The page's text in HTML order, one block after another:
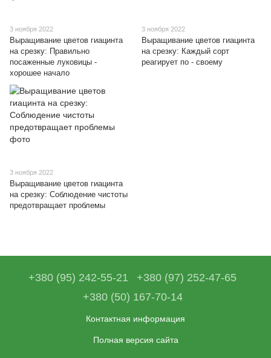
3 ноября 2022
Выращивание цветов гиацинта
на срезку: Правильно
посаженные луковицы -
хорошее начало
3 ноября 2022
Выращивание цветов гиацинта
на срезку: Каждый сорт
реагирует по - своему
3 ноября 2022
Выращивание цветов гиацинта
на срезку: Соблюдение чистоты
предотвращает проблемы
+380 (95) 242-55-21
+380 (97) 252-47-65
+380 (50) 167-70-14
Контактная информация
Полная версия сайта